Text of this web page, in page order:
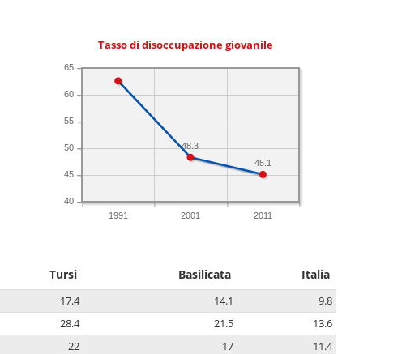
Tasso di disoccupazione giovanile
1991 2001 2011
40
45
50
55
60
65
45.1
48.3
Tursi Basilicata Italia
17.4 14.1
9.8
28.4 21.5
13.6
22 17
11.4